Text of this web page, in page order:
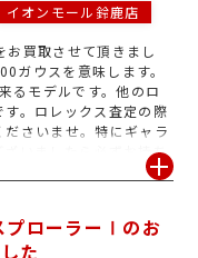
イオンモール鈴鹿店
買取させて頂きまし
ガウスを意味します。
るモデルです。他のロ
。ロレックス査定の際
さいませ。特にギャラ
ざいましたら必ずお持ち
プローラーⅠのお
た